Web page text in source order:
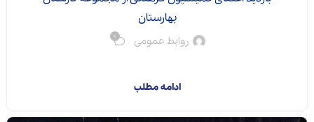
بهارستان
روابط عمومی 0
ادامه مطلب